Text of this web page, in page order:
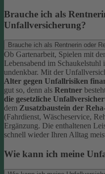
Brauche ich als
Unfallversicherung?
Brauche ich als Rentnerin oder
Ob Gartenarbeit, Spielen mit
Lebensabend im
undenkbar. Mit der
Alter gegen Unfallrisiken
gut so, denn als Rentner
die gesetzliche
dem Zusatzbaustein der
(Fahrdienst, Wäscheservice,
Ergänzung. Die enthaltenen
schnell wieder Ihren Alltag
Wie kann ich meine